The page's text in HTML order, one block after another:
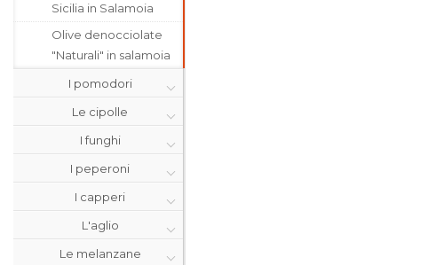
Sicilia in Salamoia
Olive denocciolate
"Naturali" in salamoia
I pomodori
Le cipolle
I funghi
I peperoni
I capperi
L'aglio
Le melanzane